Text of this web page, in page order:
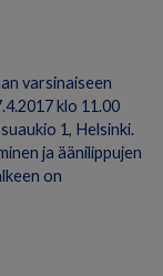
varsinaiseen
klo 11.00
1, Helsinki.
ja äänilippujen
on